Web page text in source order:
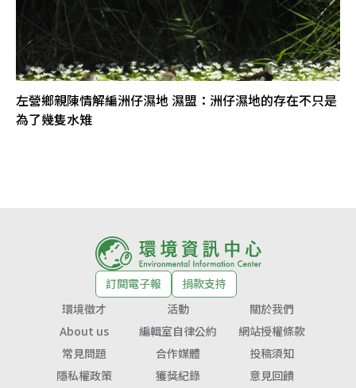
左營鄉親陳情解編洲仔濕地 濕盟：洲仔濕地的存在不只是
為了幾隻水雉
訂閱電子報
捐款支持
環境徵才
活動
關於我們
About us
編輯室自律公約
網站授權條款
常見問題
合作媒體
投稿須知
隱私權政策
獲獎紀錄 意見回饋